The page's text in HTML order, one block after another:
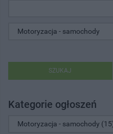
SZUKAJ
Kategorie ogłoszeń